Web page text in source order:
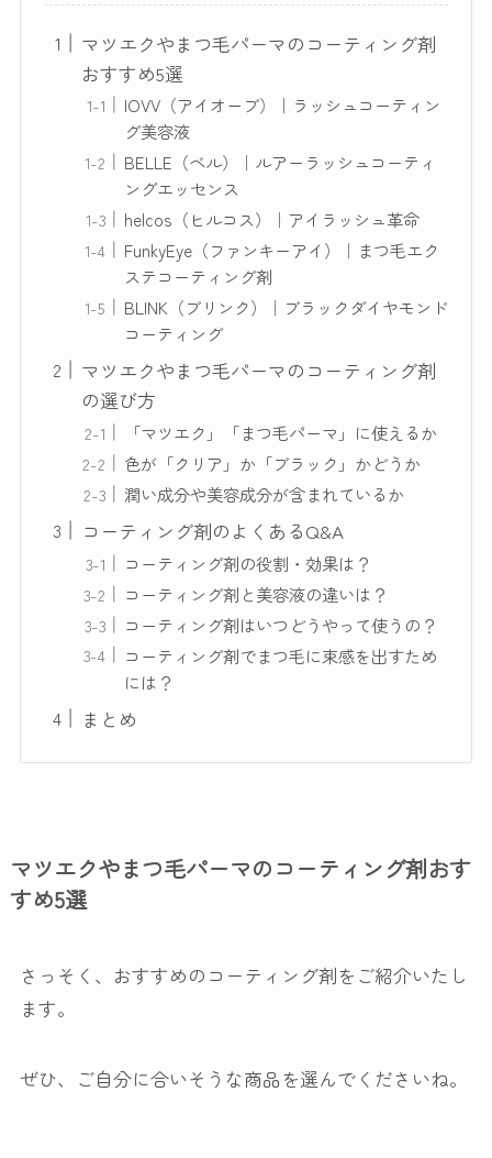
マツエクやまつ毛パーマのコーティング剤
おすすめ5選
IOVV（アイオーブ）｜ラッシュコーティン
グ美容液
BELLE（ベル）｜ルアーラッシュコーティ
ングエッセンス
helcos（ヒルコス）｜アイラッシュ革命
FunkyEye（ファンキーアイ）｜まつ毛エク
ステコーティング剤
BLINK（ブリンク）｜ブラックダイヤモンド
コーティング
マツエクやまつ毛パーマのコーティング剤
の選び方
「マツエク」「まつ毛パーマ」に使えるか
色が「クリア」か「ブラック」かどうか
潤い成分や美容成分が含まれているか
コーティング剤のよくあるQ&A
コーティング剤の役割・効果は？
コーティング剤と美容液の違いは？
コーティング剤はいつどうやって使うの？
コーティング剤でまつ毛に束感を出すため
には？
まとめ
マツエクやまつ毛パーマのコーティング剤おす
すめ5選
さっそく、おすすめのコーティング剤をご紹介いたし
ます。
ぜひ、ご自分に合いそうな商品を選んでくださいね。